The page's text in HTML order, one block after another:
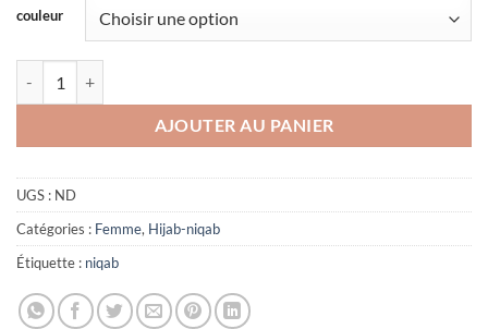
couleur
AJOUTER AU PANIER
UGS : ND
Catégories : Femme, Hijab-niqab
Étiquette : niqab